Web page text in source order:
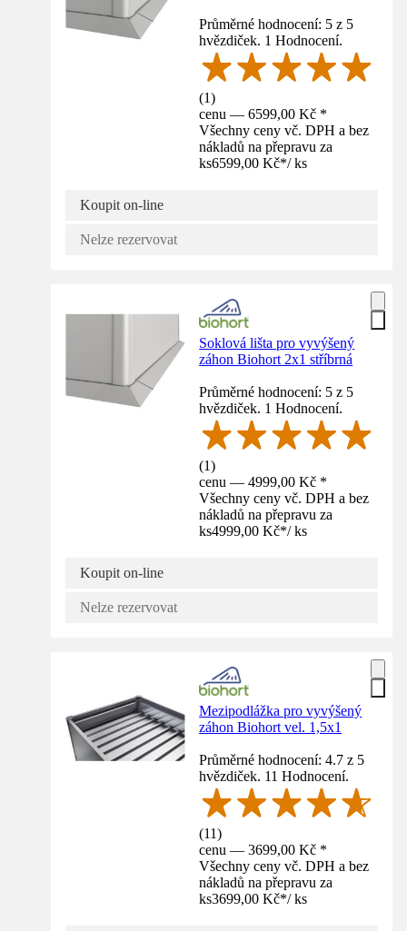
Průměrné hodnocení: 5 z 5
hvězdiček. 1 Hodnocení.
(1)
cenu — 6599,00 Kč *
Všechny ceny vč. DPH a bez
nákladů na přepravu za
ks6599,00 Kč*/ ks
Koupit on-line
Nelze rezervovat
Soklová lišta pro vyvýšený
záhon Biohort 2x1 stříbrná
Průměrné hodnocení: 5 z 5
hvězdiček. 1 Hodnocení.
(1)
cenu — 4999,00 Kč *
Všechny ceny vč. DPH a bez
nákladů na přepravu za
ks4999,00 Kč*/ ks
Koupit on-line
Nelze rezervovat
Mezipodlážka pro vyvýšený
záhon Biohort vel. 1,5x1
Průměrné hodnocení: 4.7 z 5
hvězdiček. 11 Hodnocení.
(11)
cenu — 3699,00 Kč *
Všechny ceny vč. DPH a bez
nákladů na přepravu za
ks3699,00 Kč*/ ks